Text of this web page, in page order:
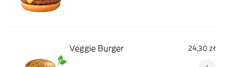
Veggie Burger 24,30 zł